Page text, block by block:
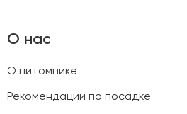
О нас
О питомнике
Рекомендации по посадке